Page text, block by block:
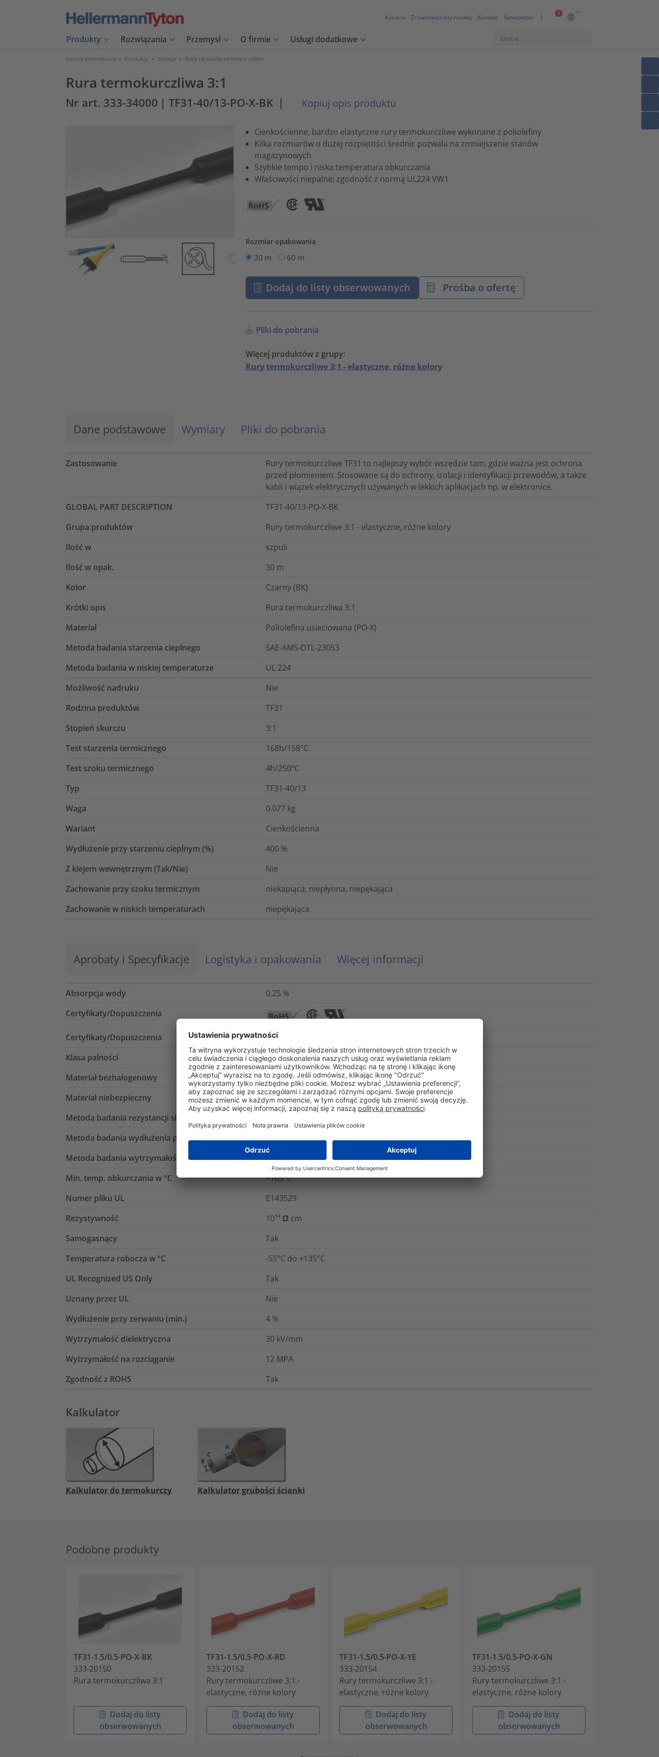
0 PL
Kariera Zrównoważony rozwój Kontakt Newsletter
Produkty Rozwiązania Przemysł O firmie Usługi dodatkowe
Strona internetowa > Produkty > Izolacja > Rury i koszulki termokurczliwe
Rura termokurczliwa 3:1
Nr art. 333-34000 | TF31-40/13-PO-X-BK | Kopiuj opis produktu
Cienkościenne, bardzo elastyczne rury termokurczliwe wykonane z poliolefiny
Kilka rozmiarów o dużej rozpiętości średnic pozwala na zmniejszenie stanów
magazynowych
Szybkie tempo i niska temperatura obkurczania
Właściwości niepalne; zgodność z normą UL224 VW1
Rozmiar opakowania
30 m 60 m
Dodaj do listy obserwowanych Prośba o ofertę
Pliki do pobrania
Więcej produktów z grupy:
Rury termokurczliwe 3:1 - elastyczne, różne kolory
Dane podstawowe Wymiary Pliki do pobrania
Zastosowanie
Rury termokurczliwe TF31 to najlepszy wybór wszędzie tam, gdzie ważna jest ochrona
przed płomieniem. Stosowane są do ochrony, izolacji i identyfikacji przewodów, a także
kabli i wiązek elektrycznych używanych w lekkich aplikacjach np. w elektronice.
GLOBAL PART DESCRIPTION
TF31-40/13-PO-X-BK
Grupa produktów
Rury termokurczliwe 3:1 - elastyczne, różne kolory
Ilość w
szpuli
Ilość w opak.
30 m
Kolor
Czarny (BK)
Krótki opis
Rura termokurczliwa 3:1
Materiał
Poliolefina usieciowana (PO-X)
Metoda badania starzenia cieplnego
SAE-AMS-DTL-23053
Metoda badania w niskiej temperaturze
UL 224
Możliwość nadruku
Nie
Rodzina produktów
TF31
Stopień skurczu
3:1
Test starzenia termicznego
168h/158°C
Test szoku termicznego
4h/250°C
Typ
TF31-40/13
Waga
0.077 kg
Wariant
Cienkościenna
Wydłużenie przy starzeniu cieplnym (%)
400 %
Z klejem wewnętrznym (Tak/Nie)
Nie
Zachowanie przy szoku termicznym
niekapiąca, niepłynna, niepękająca
Zachowanie w niskich temperaturach
niepękająca
Aprobaty i Specyfikacje Logistyka i opakowania Więcej informacji
Absorpcja wody 0.25 %
Certyfikaty/Dopuszczenia
Certyfikaty/Dopuszczenia
ANSI/UL 224, CSA-C22.2 No.198.1-99
Klasa palności
UL 224 VW1
Materiał bezhalogenowy
Nie
Materiał niebezpieczny
Nie
Metoda badania rezystancji skrośnej
Metoda badania wydłużenia przy zerwaniu
ASTM D638
Metoda badania wytrzymałości na rozciąganie
ASTM D638
Min. temp. obkurczania w °C
+105°C
Numer pliku UL
E143529
Rezystywność
10¹⁴ Ω cm
Samogasnący
Tak
Temperatura robocza w °C
-55°C do +135°C
UL Recognized US Only
Tak
Uznany przez UL
Nie
Wydłużenie przy zerwaniu (min.)
4 %
Wytrzymałość dielektryczna
30 kV/mm
Wytrzymałość na rozciąganie
12 MPA
Zgodność z ROHS
Tak
Kalkulator
Kalkulator do termokurczy Kalkulator grubości ścianki
Podobne produkty
TF31-1.5/0.5-PO-X-BK
333-20150
Rura termokurczliwa 3:1
Dodaj do listy
obserwowanych
TF31-1.5/0.5-PO-X-RD
333-20152
Rury termokurczliwe 3:1 -
elastyczne, różne kolory
Dodaj do listy
obserwowanych
TF31-1.5/0.5-PO-X-YE
333-20154
Rury termokurczliwe 3:1 -
elastyczne, różne kolory
Dodaj do listy
obserwowanych
TF31-1.5/0.5-PO-X-GN
333-20155
Rury termokurczliwe 3:1 -
elastyczne, różne kolory
Dodaj do listy
obserwowanych